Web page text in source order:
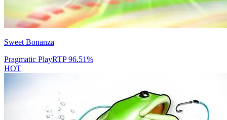
Sweet Bonanza
Pragmatic PlayRTP96.51%
HOT